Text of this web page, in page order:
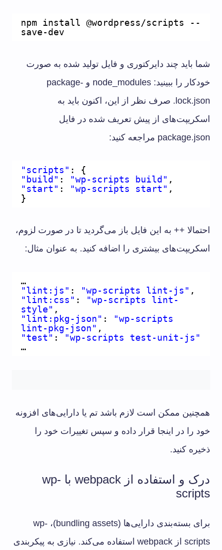
npm install @wordpress/scripts --
save-dev
شما باید چند دایرکتوری و فایل تولید شده به صورت
خودکار را ببینید: node_modules و package-
lock.json. صرف نظر از این، اکنون باید به
اسکریپت‌های از پیش تعریف شده در فایل
package.json مراجعه کنید:
"scripts" : {
"build" : "wp-scripts build" ,
"start" : "wp-scripts start" ,
}
احتمالا ++ به این فایل باز می‌گردید تا در صورت لزوم،
اسکریپت‌های بیشتری را اضافه کنید. به عنوان مثال:
…
"lint:js" : "wp-scripts lint-js" ,
"lint:css" :
"wp-scripts lint-
style" ,
"lint:pkg-json" :
"wp-scripts
lint-pkg-json" ,
"test" :
"wp-scripts test-unit-js"
…
همچنین ممکن است لازم باشد تم یا دارایی‌های افزونه
خود را در اینجا قرار داده و سپس تغییرات خود را
ذخیره کنید.
درک و استفاده از webpack با wp-
scripts
برای بسته‌بندی دارایی‌ها (bundling assets)، wp-
scripts از webpack استفاده می‌کند. نیازی به پیکربندی